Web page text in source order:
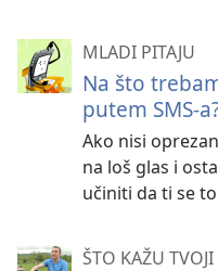
MLADI PITAJU
Na što
putem SMS-
Ako nisi
na loš glas i
učiniti da ti se
ŠTO KAŽU TVOJI